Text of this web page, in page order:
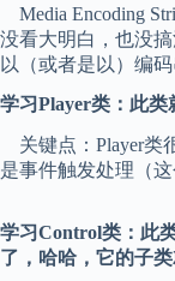
Media Encoding
没看大明白，也没
以（或者是以）编
学习Player类：此
关键点：Player类
是事件触发处理（这
学习Control类：此
了，哈哈，它的子